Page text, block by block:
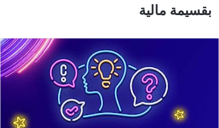
بقسيمة مالية